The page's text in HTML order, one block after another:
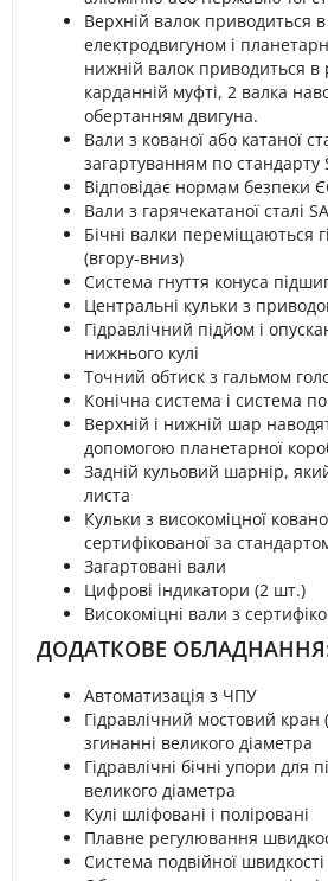
Верхній валок приводиться
електродвигуном і
нижній валок приводиться в
карданній муфті, 2 валка
обертанням двигуна.
Вали з кованої або катаної
загартуванням по стандарту
Відповідає нормам безпеки
Вали з гарячекатаної сталі
Бічні валки переміщаються
(вгору-вниз)
Система гнуття конуса
Центральні кульки з
Гідравлічний підйом і
нижнього кулі
Точний обтиск з гальмом
Конічна система і система
Верхній і нижній шар
допомогою планетарної
Задній кульовий шарнір,
листа
Кульки з високоміцної
сертифікованої за
Загартовані вали
Цифрові індикатори (2 шт.)
Високоміцні вали з
ДОДАТКОВЕ
Автоматизація з ЧПУ
Гідравлічний мостовий
згинанні великого діаметра
Гідравлічні бічні упори для
великого діаметра
Кулі шліфовані і поліровані
Плавне регулювання
Система подвійної швидкості